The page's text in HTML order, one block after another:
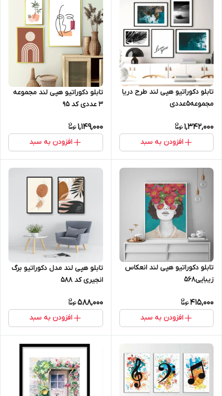
تابلو دکوراتیو هپی لند طرح دریا
مجموعه5عددی
1,342,000
افزودن به سبد
تابلو دکوراتیو هپی لند مجموعه
3 عددی کد 95
1,149,000
افزودن به سبد
تابلو دکوراتیو هپی لند انعکاس
زیبایی568
415,000
افزودن به سبد
تابلو هپی لند مدل دکوراتیو برگ
انجیری کد 588
588,000
افزودن به سبد